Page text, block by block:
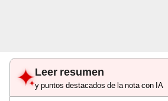
Leer resumen
y puntos destacados de la nota con IA